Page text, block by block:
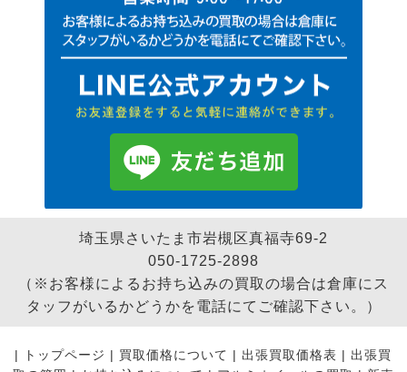
埼玉県さいたま市岩槻区真福寺69-2
050-1725-2898
（※お客様によるお持ち込みの買取の場合は倉庫にス
タッフがいるかどうかを電話にてご確認下さい。）
| トップページ | 買取価格について | 出張買取価格表 | 出張買